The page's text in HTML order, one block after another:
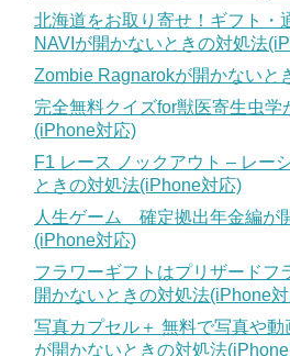
北海道をお取り寄せ！ギフト
NAVIが開かないときの対処法
Zombie Ragnarokが開かないと
完全無料クイズfor獣医寄生虫
(iPhone対応)
F1 レース ノックアウト – レー
ときの対処法(iPhone対応)
人生ゲーム 確定拠出年金編が
(iPhone対応)
フラワーギフトはプリザードフ
開かないときの対処法(iPhone
写真カプセル＋ 無料で写真や動
が開かないときの対処法